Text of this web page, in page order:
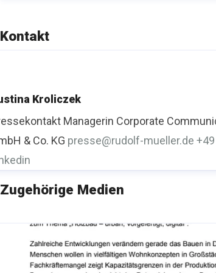
Kontakt
Kroliczek
Managerin Corporate
& Co. KG presse@rudolf-mueller.de
Zugehörige Medien